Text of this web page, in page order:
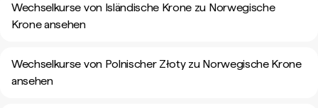
Wechselkurse von Isländische Krone zu Norwegische
Krone ansehen
Wechselkurse von Polnischer Złoty zu Norwegische Krone
ansehen